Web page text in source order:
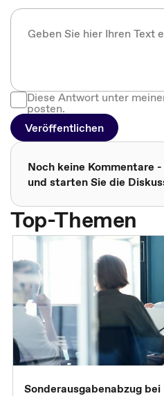
Diese Antwort unter
posten.
Veröffentlichen
Noch keine Kommentare
und starten Sie die
Top-Themen
Sonderausgabenabzug bei